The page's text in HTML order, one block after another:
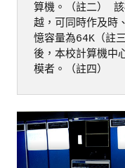
算機。（註二）
越，可同時作及時
憶容量為64K（註
後，本校計算機中
模者。（註四）